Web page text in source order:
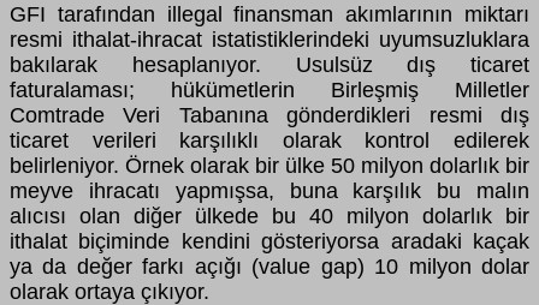
GFI tarafından illegal finansman akımlarının miktarı
resmi ithalat-ihracat istatistiklerindeki uyumsuzluklara
bakılarak hesaplanıyor. Usulsüz dış ticaret
faturalaması; hükümetlerin Birleşmiş Milletler
Comtrade Veri Tabanına gönderdikleri resmi dış
ticaret verileri karşılıklı olarak kontrol edilerek
belirleniyor. Örnek olarak bir ülke 50 milyon dolarlık bir
meyve ihracatı yapmışsa, buna karşılık bu malın
alıcısı olan diğer ülkede bu 40 milyon dolarlık bir
ithalat biçiminde kendini gösteriyorsa aradaki kaçak
ya da değer farkı açığı (value gap) 10 milyon dolar
olarak ortaya çıkıyor.